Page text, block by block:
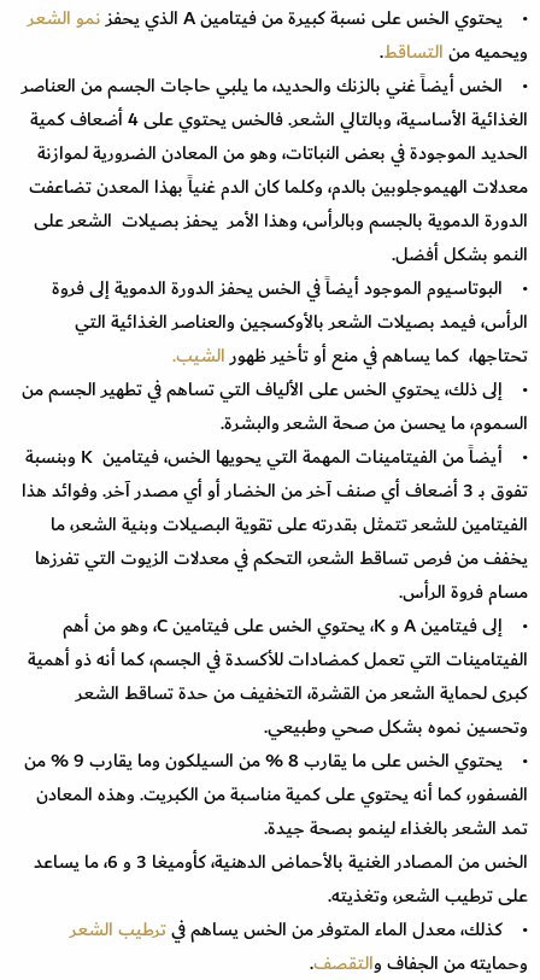
• يحتوي الخس على نسبة كبيرة من فيتامين A الذي يحفز
نمو الشعر
ويحميه منالتساقط.
• الخس أيضاً غني بالزنك والحديد، ما يلبي حاجات الجسم من العناصر
الغذائية الأساسية، وبالتالي الشعر. فالخس يحتوي على 4 أضعاف كمية
الحديد الموجودة في بعض النباتات، وهو من المعادن الضرورية لموازنة
معدلات الهيموجلوبين بالدم، وكلما كان الدم غنياً بهذا المعدن تضاعفت
الدورة الدموية بالجسم وبالرأس، وهذا الأمر يحفز بصيلات الشعر على
النمو بشكل أفضل.
• البوتاسيوم الموجود أيضاً في الخس يحفز الدورة الدموية إلى فروة
الرأس، فيمد بصيلات الشعر بالأوكسجين والعناصر الغذائية التي
تحتاجها، كما يساهم في منع أو تأخير ظهورالشيب.
• إلى ذلك، يحتوي الخس على الألياف التي تساهم في تطهير الجسم من
السموم، ما يحسن من صحة الشعر والبشرة.
• أيضاً من الفيتامينات المهمة التي يحويها الخس، فيتامين K وبنسبة
تفوق بـ 3 أضعاف أي صنف آخر من الخضار أو أي مصدر آخر. وفوائد هذا
الفيتامين للشعر تتمثل بقدرته على تقوية البصيلات وبنية الشعر، ما
يخفف من فرص تساقط الشعر، التحكم في معدلات الزيوت التي تفرزها
مسام فروة الرأس.
• إلى فيتامين A و K، يحتوي الخس على فيتامين C، وهو من أهم
الفيتامينات التي تعمل كمضادات للأكسدة في الجسم، كما أنه ذو أهمية
كبرى لحماية الشعر من القشرة، التخفيف من حدة تساقط الشعر
وتحسين نموه بشكل صحي وطبيعي.
• يحتوي الخس على ما يقارب 8 % من السيلكون وما يقارب 9 % من
الفسفور، كما أنه يحتوي على كمية مناسبة من الكبريت. وهذه المعادن
تمد الشعر بالغذاء لينمو بصحة جيدة.
الخس من المصادر الغنية بالأحماض الدهنية، كأوميغا 3 و 6، ما يساعد
على ترطيب الشعر، وتغذيته.
• كذلك، معدل الماء المتوفر من الخس يساهم فيترطيب الشعر
وحمايته من الجفاف والتقصف.